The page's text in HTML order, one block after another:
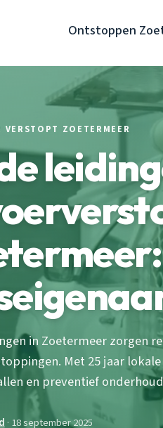
Ontstoppen
VERSTOPT ZOETERMEER
in Zoetermeer zorgen
Met 25 jaar
en preventief
· 18 september 2025